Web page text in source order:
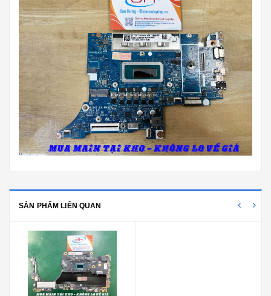
SẢN PHẨM LIÊN QUAN